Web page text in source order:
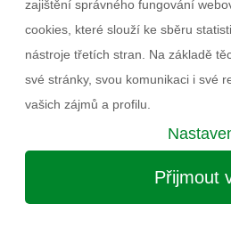
zajištění správného fungování
cookies, které slouží ke sběru
nástroje třetích stran. Na základě
své stránky, svou komunikaci i své
vašich zájmů a profilu.
Přijmout